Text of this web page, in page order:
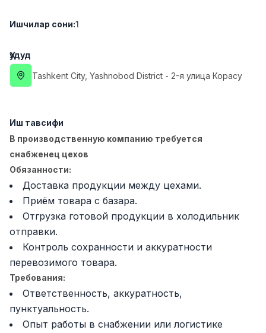
7,000,000 - 15,000,000 sum
VITAREX
Side job
Ish joyidan
3,000,000 - 8,000,000 sum
Full time job
Ish joyidan
2,600,000 - 5,000,000 sum/
LES AILES
Full time job
Ish joyidan
Фармацевт
3,000,000 - 10,000,000 sum
NAVBAHOR APTEKA
Full time job
TOP
Сотув бўйича агент
Келишилади
Ишчилар сони:1
Ҳудуд
Tashkent City, Yashnobod District - 2-я улица Корасу
Иш тавсифи
В производственную компанию требуется
снабженец цехов
Обязанности:
Доставка продукции между цехами.
Приём товара с базара.
Отгрузка готовой продукции в холодильник
отправки.
Контроль сохранности и аккуратности
перевозимого товара.
Требования:
Ответственность, аккуратность,
пунктуальность.
Опыт работы в снабжении или логистике
Вакансиялар